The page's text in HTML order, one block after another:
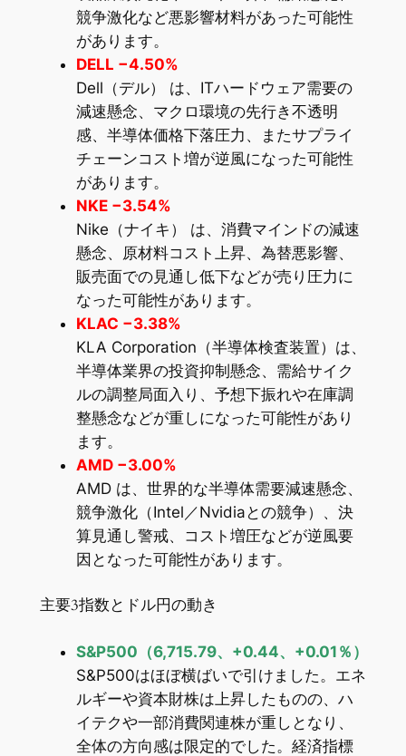
競争激化など悪影響材料があった可能性
があります。
DELL −4.50%
Dell（デル） は、ITハードウェア需要の
減速懸念、マクロ環境の先行き不透明
感、半導体価格下落圧力、またサプライ
チェーンコスト増が逆風になった可能性
があります。
NKE −3.54%
Nike（ナイキ） は、消費マインドの減速
懸念、原材料コスト上昇、為替悪影響、
販売面での見通し低下などが売り圧力に
なった可能性があります。
KLAC −3.38%
KLA Corporation（半導体検査装置）は、
半導体業界の投資抑制懸念、需給サイク
ルの調整局面入り、予想下振れや在庫調
整懸念などが重しになった可能性があり
ます。
AMD −3.00%
AMD は、世界的な半導体需要減速懸念、
競争激化（Intel／Nvidiaとの競争）、決
算見通し警戒、コスト増圧などが逆風要
因となった可能性があります。
主要3指数とドル円の動き
S&P500（6,715.79、+0.44、+0.01％）
S&P500はほぼ横ばいで引けました。エネ
ルギーや資本財株は上昇したものの、ハ
イテクや一部消費関連株が重しとなり、
全体の方向感は限定的でした。経済指標